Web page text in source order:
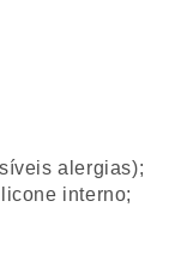
alergias);
interno;